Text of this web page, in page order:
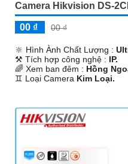
Camera Hikvision DS-
00 ₫ 00 ₫
🔆 Hình Ành Chất Lượng :
⚒ Tích hợp công nghệ : IP.
🌈 Xem ban đêm : Hồng
♊ Loại Camera Kim Loại.